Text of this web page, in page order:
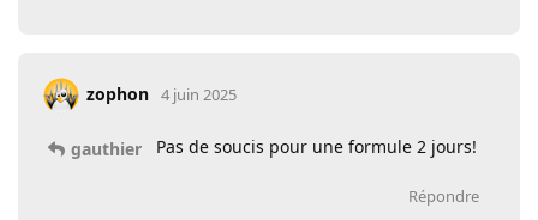
zophon 4 juin 2025
gauthier Pas de soucis pour une formule 2 jours!
Répondre